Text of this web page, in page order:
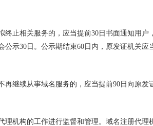
止相关服务的，应当提前30日书面通知用户
示30日。公示期结束60日内，原发证机关应
继续从事域名服务的，应当提前90日向原发
机构的工作进行监督和管理。域名注册代理